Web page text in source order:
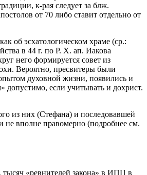
к-рая следует за блж.
от 70 либо ставит отдельно от
об эсхатологическом храме (ср.:
в 44 г. по Р. Х. ап. Иакова
него формируется совет из
Вероятно, пресвитеры были
духовной жизни, появились и
допустимо, если учитывать и дохрист.
из них (Стефана) и последовавшей
не вполне правомерно (подробнее см.
«ревнителей закона» в ИПЦ в